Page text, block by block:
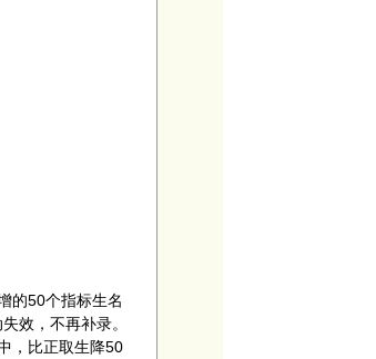
的50个指标生名
效，不再补录。
，比正取生降50